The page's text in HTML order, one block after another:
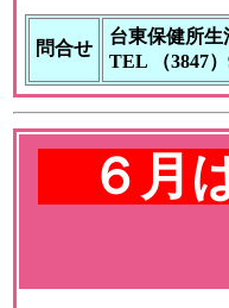
問合せ
台東保健所
TEL （3847）
６月